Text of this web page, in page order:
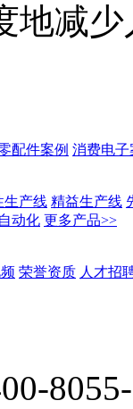
地减
配件案例 消费电子
生产线 精益生产线
动化 更多产品>>
荣誉资质 人才招